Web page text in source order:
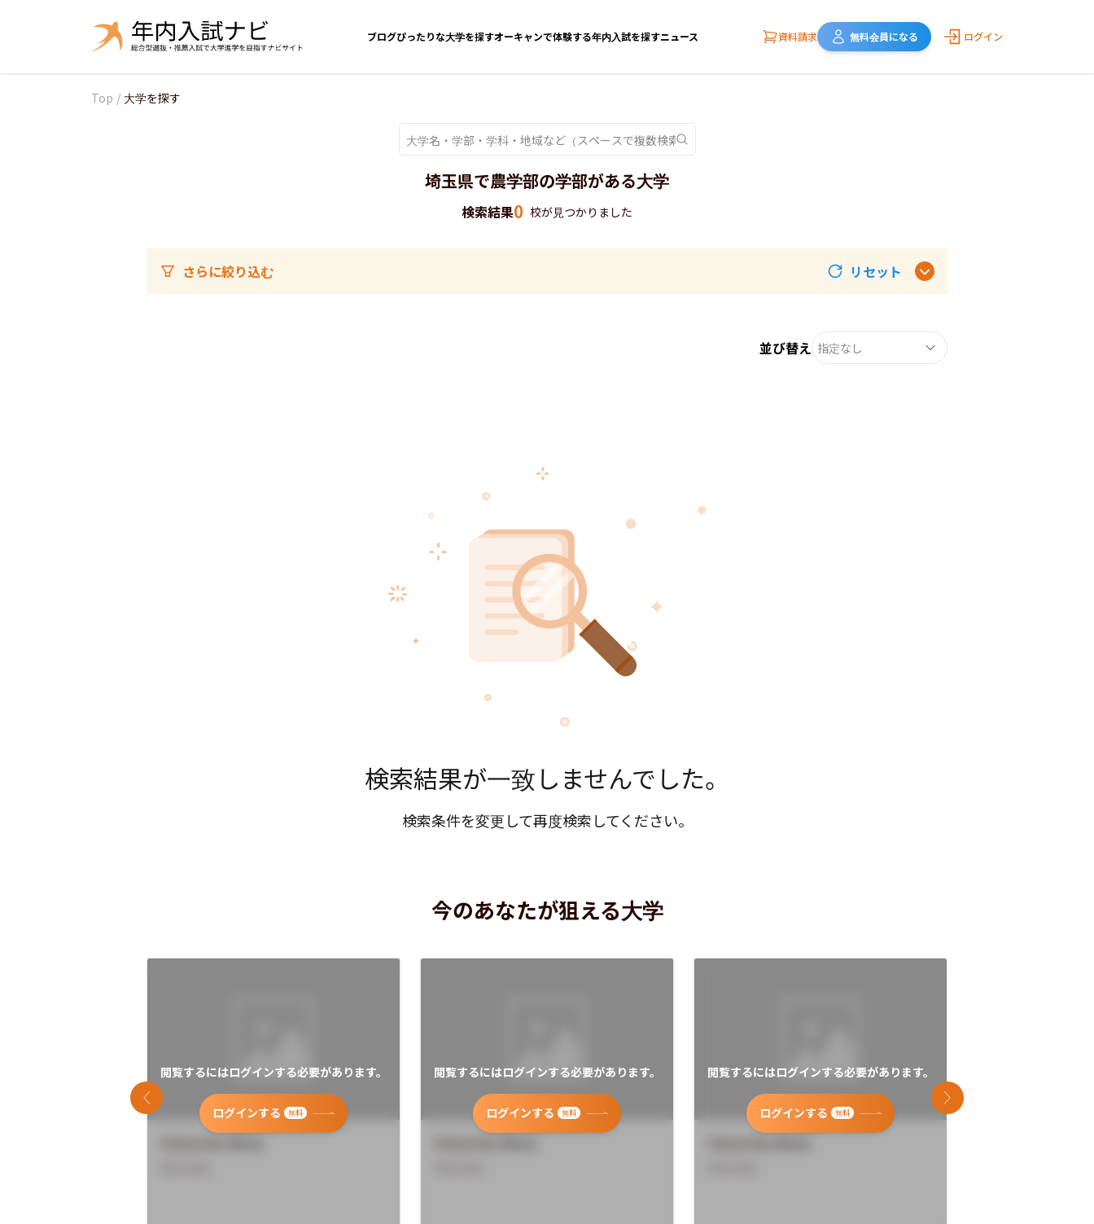
ブログぴったりな大学を探すオーキャンで体験する年内入試を探すニュース 資料請求 無料会員になる ログイン
Top / 大学を探す
埼玉県で農学部の学部がある大学
検索結果0 校が見つかりました
さらに絞り込む リセット
並び替え 指定なし
検索結果が一致しませんでした。
検索条件を変更して再度検索してください。
今のあなたが狙える大学
閲覧するにはログインする必要があります。
ログインする 無料
閲覧するにはログインする必要があります。
ログインする 無料
閲覧するにはログインする必要があります。
ログインする 無料
前のスライド 次のスライド